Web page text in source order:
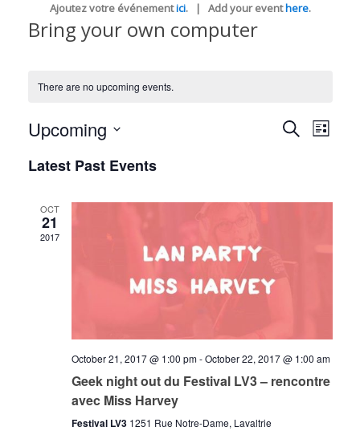
Ajoutez votre événementici. | Add your eventhere.
Bring your own computer
There are no upcoming events.
Events
SearchEvent
List
Upcoming
date.
Latest Past Events
OCT
21
2017
October 21, 2017 @ 1:00 pm-October 22, 2017 @ 1:00 am
Geek night out du Festival LV3 – rencontre
avec Miss Harvey
Festival LV3 1251 Rue Notre-Dame, Lavaltrie